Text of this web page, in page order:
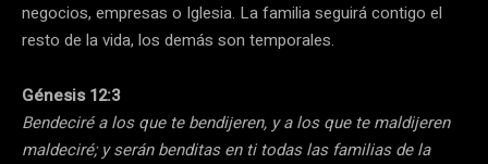
negocios, empresas o Iglesia. La familia seguirá contigo el
resto de la vida, los demás son temporales.
Génesis 12:3
Bendeciré a los que te bendijeren, y a los que te maldijeren
maldeciré; y serán benditas en ti todas las familias de la